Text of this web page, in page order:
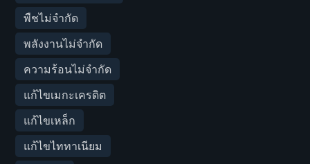
พืชไม่จำกัด
พลังงานไม่จำกัด
ความร้อนไม่จำกัด
แก้ไขเมกะเครดิต
แก้ไขเหล็ก
แก้ไขไททาเนียม